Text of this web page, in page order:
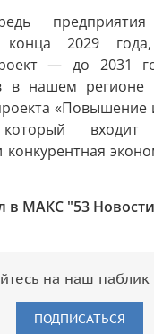
предприятия
конца 2029
— до 2031
в нашем регионе
«Повышение
который
в МАКС "53
на наш паблик
ПОДПИСАТЬСЯ